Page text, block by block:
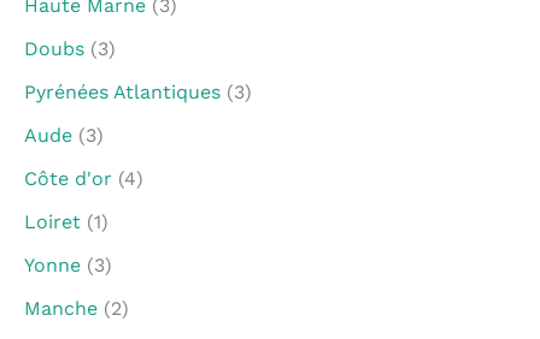
Haute Marne (3)
Doubs (3)
Pyrénées Atlantiques (3)
Aude (3)
Côte d'or (4)
Loiret (1)
Yonne (3)
Manche (2)